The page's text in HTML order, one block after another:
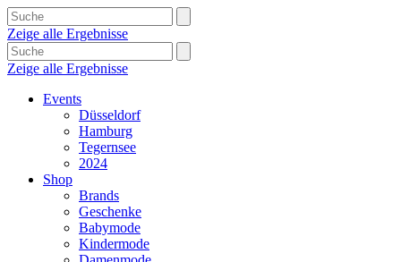
Zeige alle Ergebnisse
Zeige alle Ergebnisse
Events
Düsseldorf
Hamburg
Tegernsee
2024
Shop
Brands
Geschenke
Babymode
Kindermode